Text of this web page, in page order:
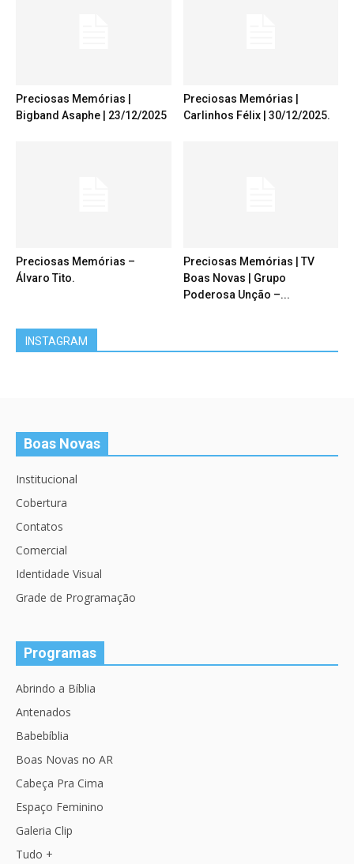
Preciosas Memórias |
Bigband Asaphe | 23/12/2025
Preciosas Memórias |
Carlinhos Félix | 30/12/2025.
Preciosas Memórias –
Álvaro Tito.
Preciosas Memórias | TV
Boas Novas | Grupo
Poderosa Unção –...
INSTAGRAM
Boas Novas
Institucional
Cobertura
Contatos
Comercial
Identidade Visual
Grade de Programação
Programas
Abrindo a Bíblia
Antenados
Babebíblia
Boas Novas no AR
Cabeça Pra Cima
Espaço Feminino
Galeria Clip
Tudo +